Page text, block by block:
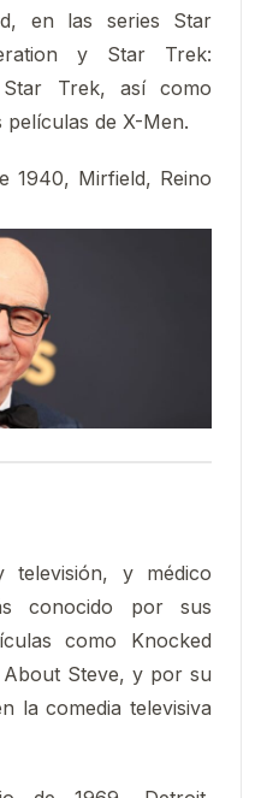
en las series Star
y Star Trek:
Trek, así como
de X-Men.
1940, Mirfield, Reino
y médico
conocido por sus
como Knocked
Steve, y por su
la comedia televisiva